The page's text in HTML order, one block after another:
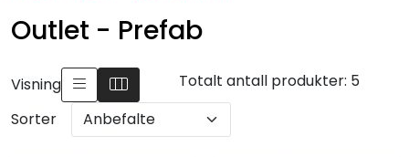
Outlet - Prefab
Visning
Totalt antall produkter: 5
Sorter
Kulvert
Prefab
Radonsikring